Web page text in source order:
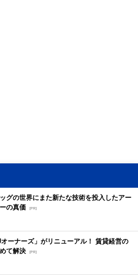
グの世界にまた新たな技術を投入したアー
の真価 [PR]
オーナーズ」がリニューアル！ 賃貸経営の
て解決 [PR]